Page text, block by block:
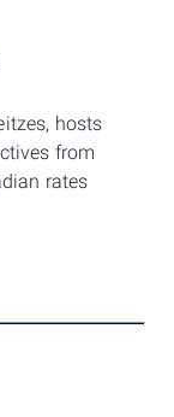
hosts
from
rates